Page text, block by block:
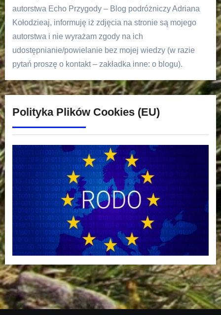
autorstwa Echo Przygody – Blog podróżniczy Adriana
Kołodzieaj, informuję iż zdjęcia na stronie są mojego
autorstwa i nie wyrażam zgody na ich
udostępnianie/powielanie bez mojej wiedzy (w razie
pytań proszę o kontakt – zakładka inne: o blogu).
Polityka Plików Cookies (EU)